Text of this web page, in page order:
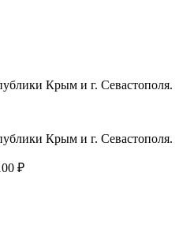
Крым и г. Севастополя.
Крым и г. Севастополя.
₽